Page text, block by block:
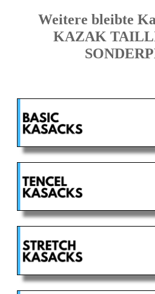
Weitere bleibte
KAZAK